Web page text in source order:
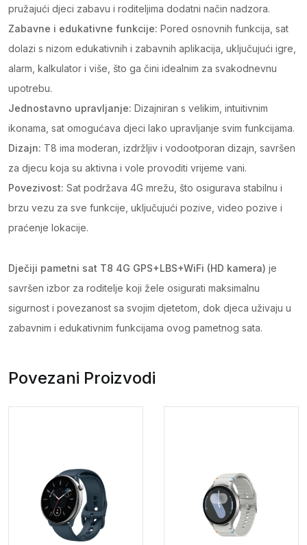
pružajući djeci zabavu i roditeljima dodatni način nadzora.
Zabavne i edukativne funkcije: Pored osnovnih funkcija, sat
dolazi s nizom edukativnih i zabavnih aplikacija, uključujući igre,
alarm, kalkulator i više, što ga čini idealnim za svakodnevnu
upotrebu.
Jednostavno upravljanje: Dizajniran s velikim, intuitivnim
ikonama, sat omogućava djeci lako upravljanje svim funkcijama.
Dizajn: T8 ima moderan, izdržljiv i vodootporan dizajn, savršen
za djecu koja su aktivna i vole provoditi vrijeme vani.
Povezivost: Sat podržava 4G mrežu, što osigurava stabilnu i
brzu vezu za sve funkcije, uključujući pozive, video pozive i
praćenje lokacije.
Dječiji pametni sat T8 4G GPS+LBS+WiFi (HD kamera) je
savršen izbor za roditelje koji žele osigurati maksimalnu
sigurnost i povezanost sa svojim djetetom, dok djeca uživaju u
zabavnim i edukativnim funkcijama ovog pametnog sata.
Povezani Proizvodi